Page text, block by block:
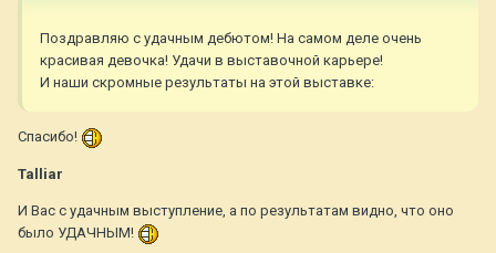
Поздравляю с удачным дебютом! На самом деле очень
красивая девочка! Удачи в выставочной карьере!
И наши скромные результаты на этой выставке:
Спасибо!
Talliar
И Вас с удачным выступление, а по результатам видно, что оно
было УДАЧНЫМ!